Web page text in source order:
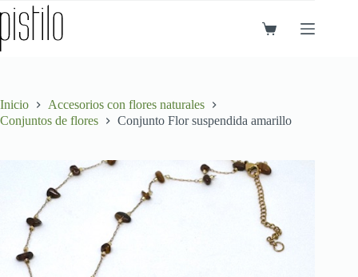
Saltar
al
contenido
Carro
Inicio
Accesorios con flores naturales
Conjuntos de flores
Conjunto Flor suspendida amarillo